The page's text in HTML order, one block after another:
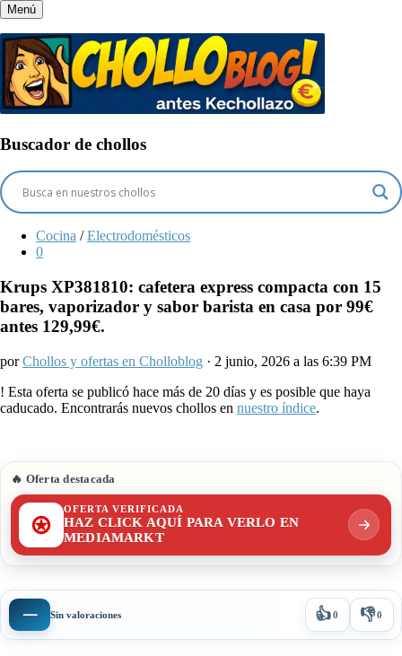
Menú
Buscador de chollos
Cocina / Electrodomésticos
0
Krups XP381810: cafetera express compacta con 15
bares, vaporizador y sabor barista en casa por 99€
antes 129,99€.
porChollos y ofertas en Cholloblog · 2 junio, 2026 a las 6:39 PM
! Esta oferta se publicó hace más de 20 días y es posible que haya
caducado. Encontrarás nuevos chollos en nuestro índice.
🔥 Oferta destacada
OFERTA VERIFICADA
HAZ CLICK AQUÍ PARA VERLO EN
MEDIAMARKT
— Sin valoraciones 👍0 👎0